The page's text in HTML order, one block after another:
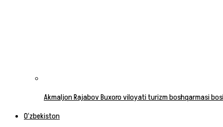
Akmaljon Rajabov Buxoro viloyati turizm boshqarmasi
O‘zbekiston